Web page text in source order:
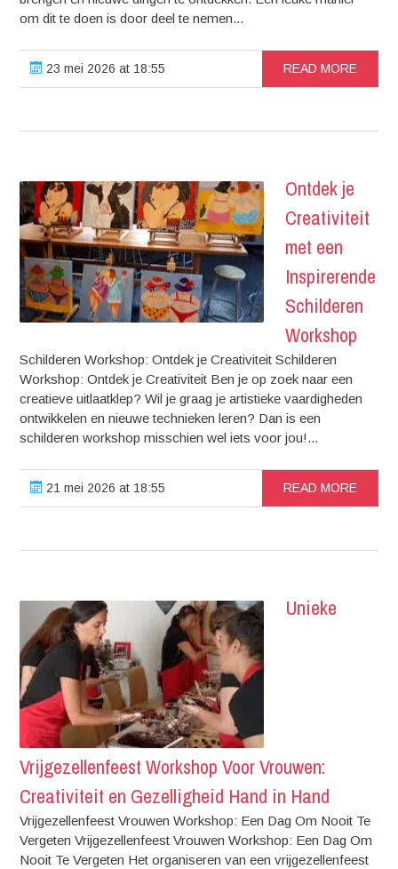
om dit te doen is door deel te nemen...
23 mei 2026 at 18:55 READ MORE
Ontdek je
Creativiteit
met een
Inspirerende
Schilderen
Workshop
Schilderen Workshop: Ontdek je Creativiteit Schilderen
Workshop: Ontdek je Creativiteit Ben je op zoek naar een
creatieve uitlaatklep? Wil je graag je artistieke vaardigheden
ontwikkelen en nieuwe technieken leren? Dan is een
schilderen workshop misschien wel iets voor jou!...
21 mei 2026 at 18:55 READ MORE
Unieke
Vrijgezellenfeest Workshop Voor Vrouwen:
Creativiteit en Gezelligheid Hand in Hand
Vrijgezellenfeest Vrouwen Workshop: Een Dag Om Nooit Te
Vergeten Vrijgezellenfeest Vrouwen Workshop: Een Dag Om
Nooit Te Vergeten Het organiseren van een vrijgezellenfeest